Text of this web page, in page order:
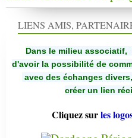
LIENS AMIS,
Dans le milieu
d'avoir la possibilité de
avec des échanges
créer un lien
Cliquez surles